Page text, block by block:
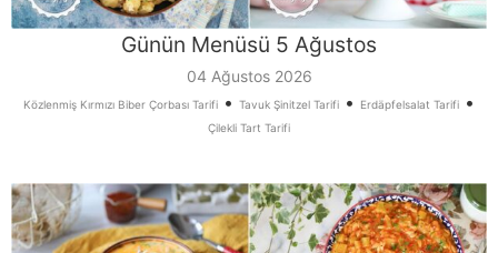
Günün Menüsü 5 Ağustos
04 Ağustos 2026
Közlenmiş Kırmızı Biber Çorbası Tarifi • Tavuk Şinitzel Tarifi • Erdäpfelsalat Tarifi •
Çilekli Tart Tarifi